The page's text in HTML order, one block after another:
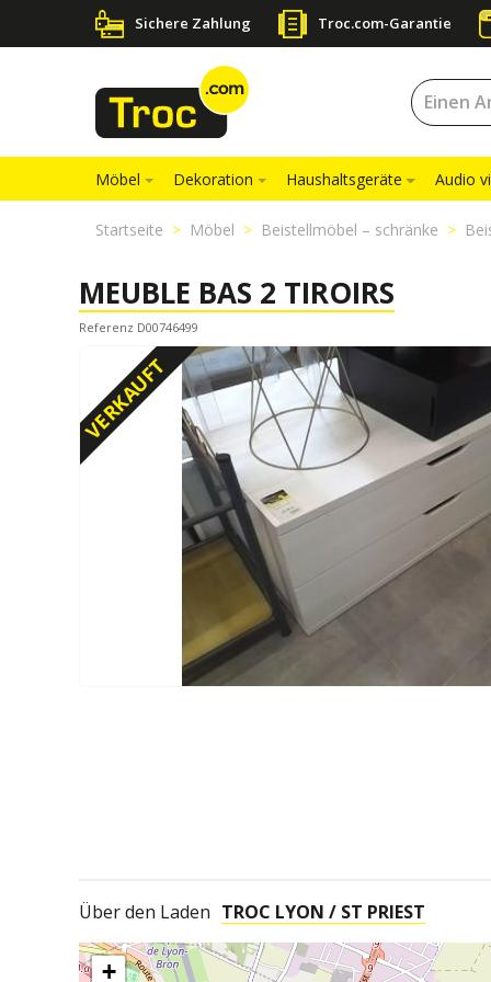
Sichere Zahlung Troc.com-Garantie
Möbel Dekoration Haushaltsgeräte Audio
Startseite Möbel Beistellmöbel – schränke
MEUBLE BAS 2 TIROIRS
Referenz D00746499
VERKAUFT
Über den Laden TROC LYON / ST PRIEST
+